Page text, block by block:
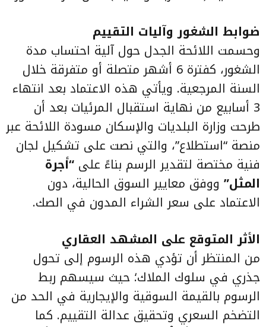
ضوابط الشغور وآليات التقييم
وحسمت اللائحة الجدل حول آلية احتساب مدة
الشغور، كفترة 6 أشهر متصلة أو متفرقة خلال
السنة المرجعية. ويأتي هذه الاعتماد بعد انتهاء
3 أسابيع من نهاية استقبال المرئيات بعد أن
طرحت وزارة البلديات والإسكان مسودة اللائحة عبر
منصة “استطلاع”، والتي نصت على تشكيل لجان
فنية مختصة لتقدير الرسم بناءً على “أجرة
المثل” ووفق معايير السوق الحالية، دون
الاعتماد على سعر الشراء المدون في الصك.
الأثر المتوقع على المشهد العقاري
من المنتظر أن تؤدي هذه الرسوم إلى تحول
جذري في سلوك الملاك؛ حيث سيسهم ربط
الرسوم بالقيمة السوقية والإيجارية في الحد من
التضخم السعري وتحقيق عدالة التقييم. كما